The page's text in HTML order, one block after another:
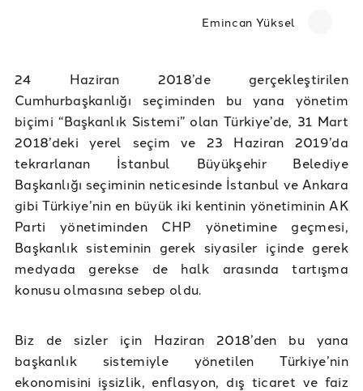
Emincan Yüksel
24 Haziran 2018’de gerçekleştirilen
Cumhurbaşkanlığı seçiminden bu yana yönetim
biçimi “Başkanlık Sistemi” olan Türkiye’de, 31 Mart
2018’deki yerel seçim ve 23 Haziran 2019’da
tekrarlanan İstanbul Büyükşehir Belediye
Başkanlığı seçiminin neticesinde İstanbul ve Ankara
gibi Türkiye’nin en büyük iki kentinin yönetiminin AK
Parti yönetiminden CHP yönetimine geçmesi,
Başkanlık sisteminin gerek siyasiler içinde gerek
medyada gerekse de halk arasında tartışma
konusu olmasına sebep oldu.
Biz de sizler için Haziran 2018’den bu yana
başkanlık sistemiyle yönetilen Türkiye’nin
ekonomisini işsizlik, enflasyon, dış ticaret ve faiz